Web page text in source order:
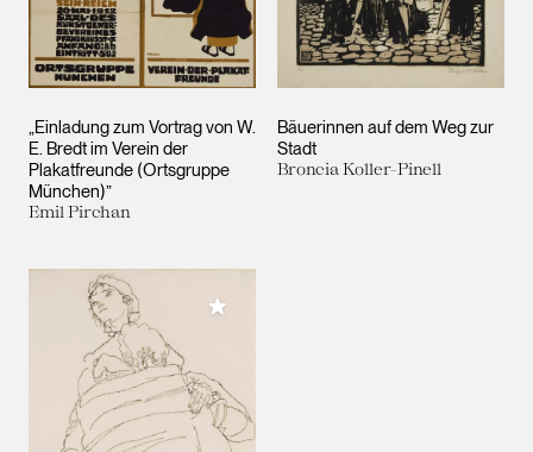
„Einladung zum Vortrag von W.
E. Bredt im Verein der
Plakatfreunde (Ortsgruppe
München)”
Emil Pirchan
Bäuerinnen auf dem Weg zur
Stadt
Broncia Koller-Pinell
Meiner Sammlung hinzufügen